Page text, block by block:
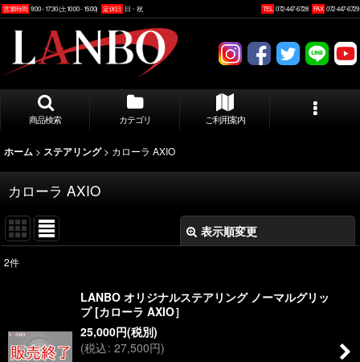
営業時間 9:00 - 17:30 (土10:00 - 15:00) 定休日 日・祝 TEL 072-447-6728 FAX 072-447-6729
商品検索 カテゴリ ご利用案内
ホーム > ステアリング > カローラ AXIO
カローラ AXIO
表示順変更
2件
LANBO オリジナルステアリング ノーマルグリッ
プ [カローラ AXIO］
25,000円(税別)
(税込: 27,500円)